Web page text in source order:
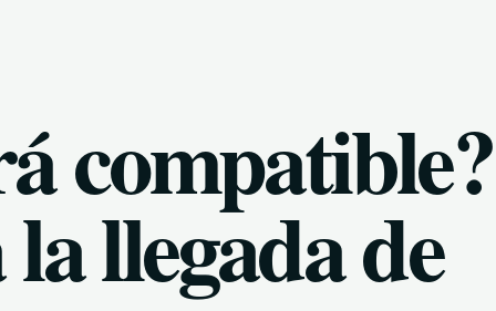
compatible?
llegada de